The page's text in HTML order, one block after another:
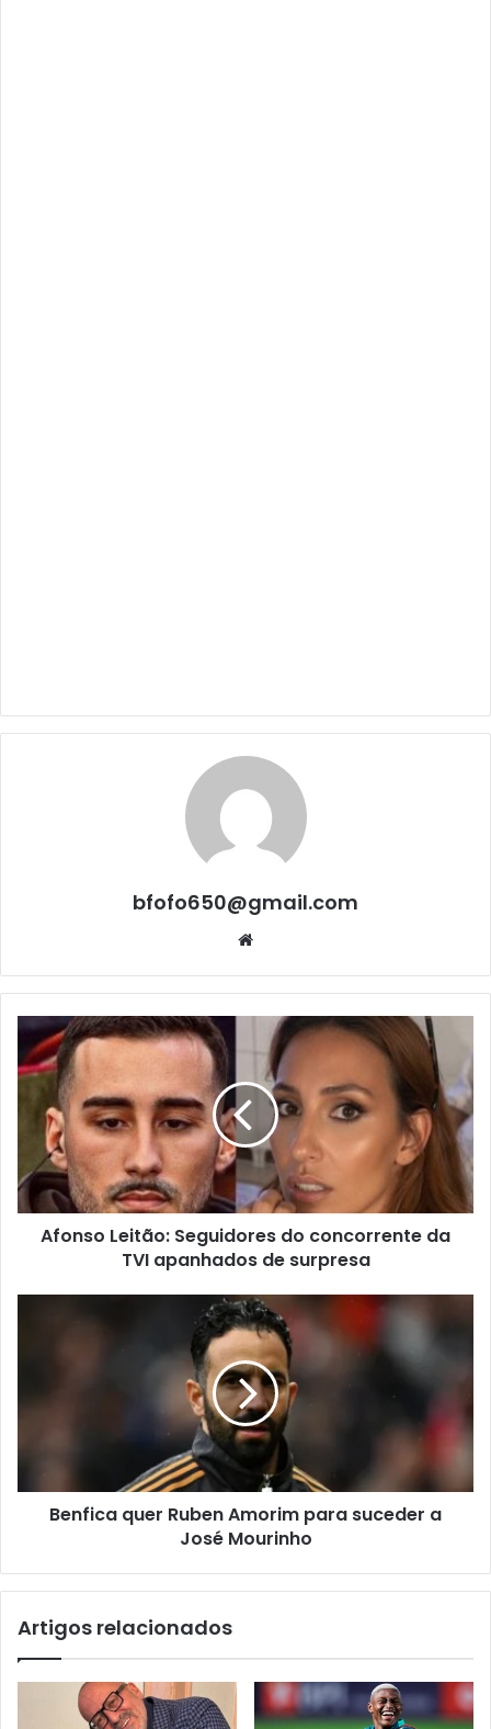
bfofo650@gmail.com
Website
Afonso Leitão: Seguidores do concorrente da
TVI apanhados de surpresa
Benfica quer Ruben Amorim para suceder a
José Mourinho
Artigos relacionados